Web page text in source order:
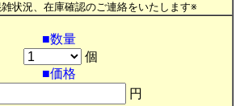
状況、在庫確認のご連絡をいたします※
■数量
個
■価格
円